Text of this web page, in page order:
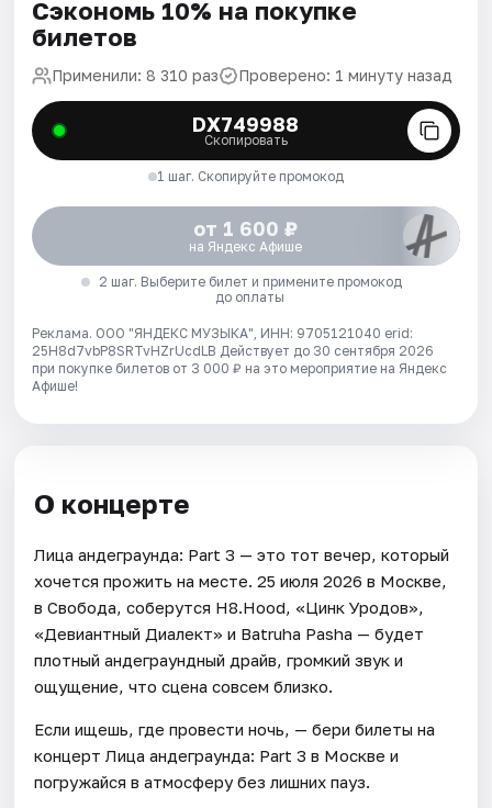
Сэкономь 10% на покупке
билетов
Применили: 8 310 раз Проверено: 1 минуту назад
DX749988
Скопировать
1 шаг. Скопируйте промокод
от 1 600 ₽
на Яндекс Афише
2 шаг. Выберите билет и примените промокод
до оплаты
Реклама. ООО "ЯНДЕКС МУЗЫКА", ИНН: 9705121040 erid:
25H8d7vbP8SRTvHZrUcdLB Действует до 30 сентября 2026
при покупке билетов от 3 000 ₽ на это мероприятие на Яндекс
Афише!
О концерте
Лица андеграунда: Part 3 — это тот вечер, который
хочется прожить на месте. 25 июля 2026 в Москве,
в Свобода, соберутся H8.Hood, «Цинк Уродов»,
«Девиантный Диалект» и Batruha Pasha — будет
плотный андеграундный драйв, громкий звук и
ощущение, что сцена совсем близко.
Если ищешь, где провести ночь, — бери билеты на
концерт Лица андеграунда: Part 3 в Москве и
погружайся в атмосферу без лишних пауз.